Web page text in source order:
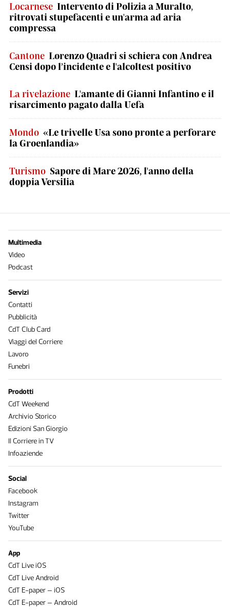
Locarnese Intervento di Polizia a Muralto,
ritrovati stupefacenti e un'arma ad aria
compressa
Cantone Lorenzo Quadri si schiera con Andrea
Censi dopo l’incidente e l'alcoltest positivo
La rivelazione L'amante di Gianni Infantino e il
risarcimento pagato dalla Uefa
Mondo «Le trivelle Usa sono pronte a perforare
la Groenlandia»
Turismo Sapore di Mare 2026, l'anno della
doppia Versilia
Multimedia
Video
Podcast
Servizi
Contatti
Pubblicità
CdT Club Card
Viaggi del Corriere
Lavoro
Funebri
Prodotti
CdT Weekend
Archivio Storico
Edizioni San Giorgio
Il Corriere in TV
Infoaziende
Social
Facebook
Instagram
Twitter
YouTube
App
CdT Live iOS
CdT Live Android
CdT E-paper – iOS
CdT E-paper – Android